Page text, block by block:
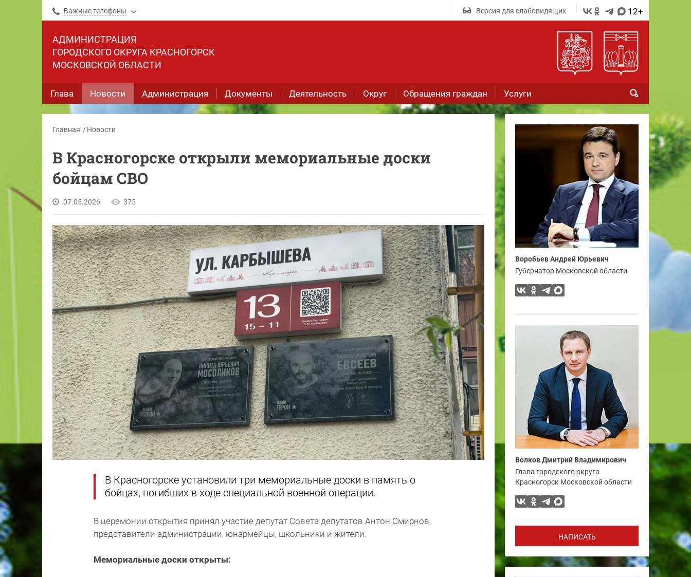
Важные телефоны Версия для слабовидящих 12+
АДМИНИСТРАЦИЯ
ГОРОДСКОГО ОКРУГА КРАСНОГОРСК
МОСКОВСКОЙ ОБЛАСТИ
Глава Новости Администрация Документы Деятельность Округ Обращения граждан Услуги
Главная Новости
В Красногорске открыли мемориальные доски
бойцам СВО
07.05.2026 375
В Красногорске установили три мемориальные доски в память о
бойцах, погибших в ходе специальной военной операции.
В церемонии открытия принял участие депутат Совета депутатов Антон Смирнов,
представители администрации, юнармейцы, школьники и жители.
Мемориальные доски открыты:
Воробьев Андрей Юрьевич
Губернатор Московской области
Волков Дмитрий Владимирович
Глава городского округа
Красногорск Московской области
НАПИСАТЬ